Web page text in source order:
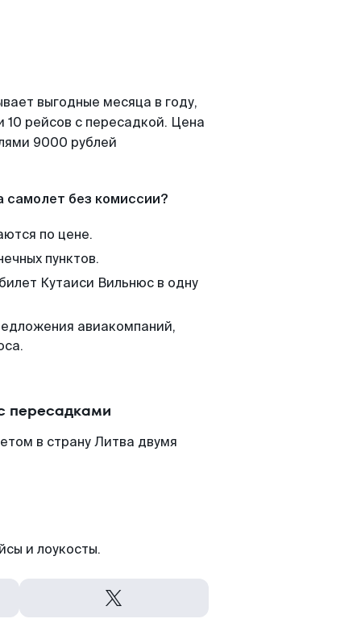
выгодные месяца в году,
рейсов с пересадкой. Цена
9000 рублей
самолет без комиссии?
по цене.
пунктов.
Кутаиси Вильнюс в одну
авиакомпаний,
пересадками
в страну Литва двумя
и лоукосты.